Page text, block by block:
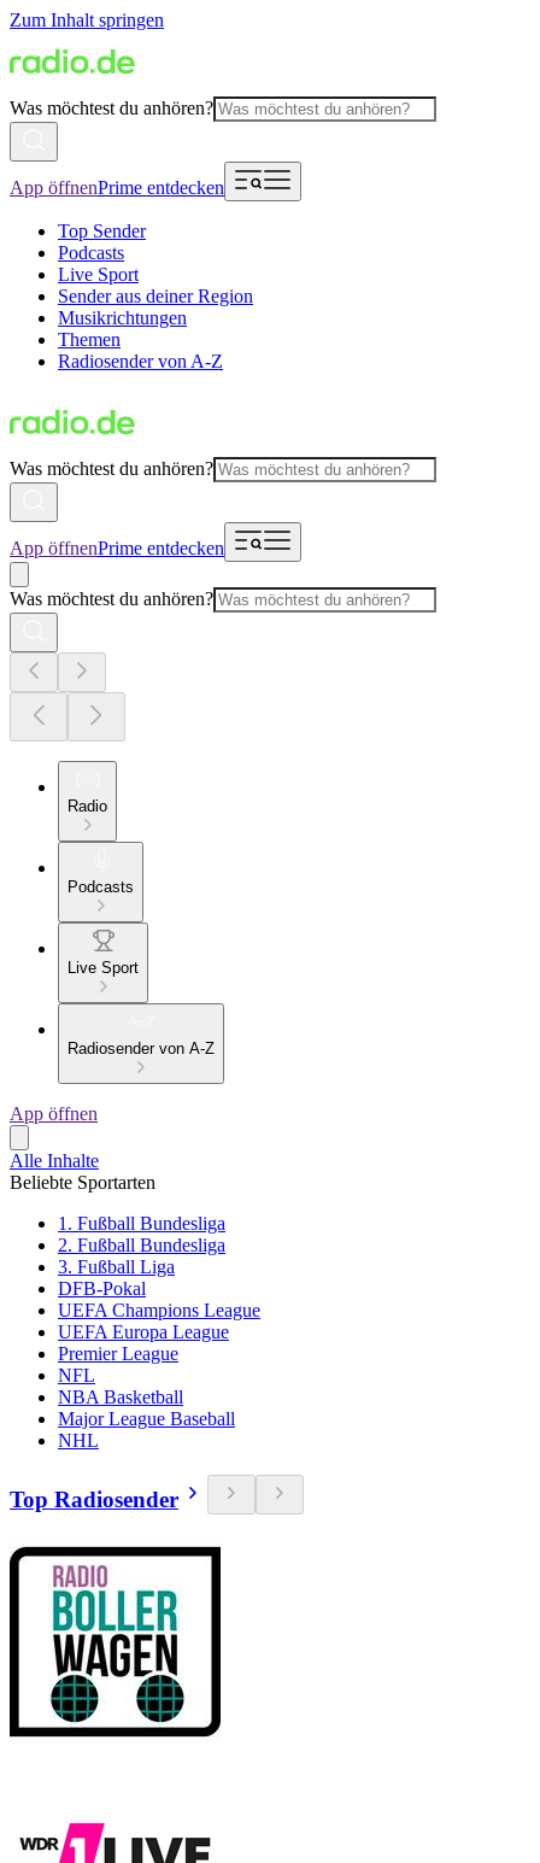
Zum Inhalt springen
Was möchtest du anhören?
App öffnenPrime entdecken
Top Sender
Podcasts
Live Sport
Sender aus deiner Region
Musikrichtungen
Themen
Radiosender von A-Z
Was möchtest du anhören?
App öffnenPrime entdecken
Was möchtest du anhören?
Radio
Podcasts
Live Sport
Radiosender von A-Z
App öffnen
Alle Inhalte
Beliebte Sportarten
1. Fußball Bundesliga
2. Fußball Bundesliga
3. Fußball Liga
DFB-Pokal
UEFA Champions League
UEFA Europa League
Premier League
NFL
NBA Basketball
Major League Baseball
NHL
Top Radiosender